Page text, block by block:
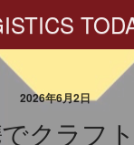
2026年6月2日
クラフ